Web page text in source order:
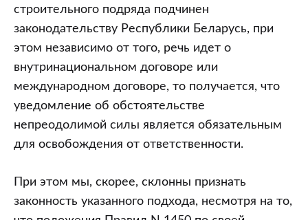
строительного подряда подчинен
законодательству Республики Беларусь, при
этом независимо от того, речь идет о
внутринациональном договоре или
международном договоре, то получается, что
уведомление об обстоятельстве
непреодолимой силы является обязательным
для освобождения от ответственности.
При этом мы, скорее, склонны признать
законность указанного подхода, несмотря на то,